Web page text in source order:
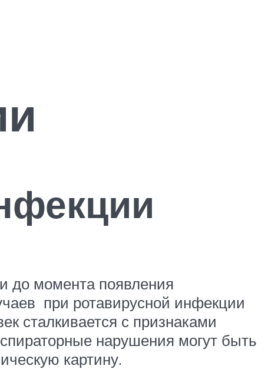
до момента появления
при ротавирусной инфекции
сталкивается с признаками
нарушения могут быть
картину.